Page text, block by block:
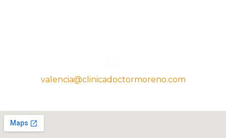
valencia@clinicadoctormoreno.com